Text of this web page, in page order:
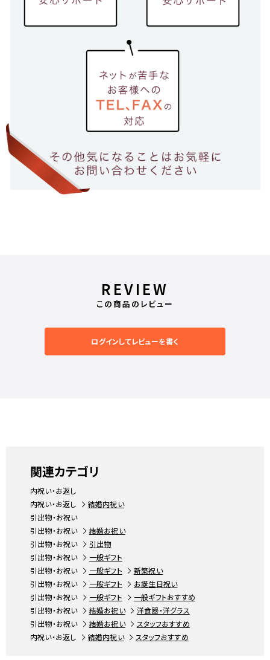
REVIEW
この商品のレビュー
ログインしてレビューを書く
関連カテゴリ
内祝い・お返し
内祝い・お返し
結婚内祝い
引出物・お祝い
引出物・お祝い
結婚お祝い
引出物・お祝い
引出物
引出物・お祝い
一般ギフト
引出物・お祝い
一般ギフト
新築祝い
引出物・お祝い
一般ギフト
お誕生日祝い
引出物・お祝い
一般ギフト
一般ギフトおすすめ
引出物・お祝い
結婚お祝い
洋食器・洋グラス
引出物・お祝い
結婚お祝い
スタッフおすすめ
内祝い・お返し
結婚内祝い スタッフおすすめ